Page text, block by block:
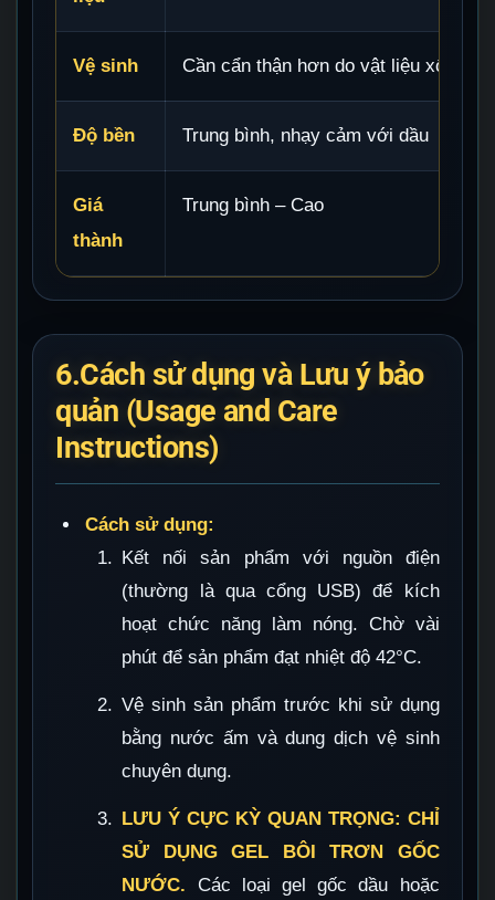
Vệ sinh Cần cẩn thận hơn do vật liệu xốp
Độ bền Trung bình, nhạy cảm với dầu
Giá
thành
Trung bình – Cao
6.Cách sử dụng và Lưu ý bảo
quản (Usage and Care
Instructions)
Cách sử dụng:
Kết nối sản phẩm với nguồn điện
(thường là qua cổng USB) để kích
hoạt chức năng làm nóng. Chờ vài
phút để sản phẩm đạt nhiệt độ 42°C.
Vệ sinh sản phẩm trước khi sử dụng
bằng nước ấm và dung dịch vệ sinh
chuyên dụng.
LƯU Ý CỰC KỲ QUAN TRỌNG: CHỈ
SỬ DỤNG GEL BÔI TRƠN GỐC
NƯỚC. Các loại gel gốc dầu hoặc